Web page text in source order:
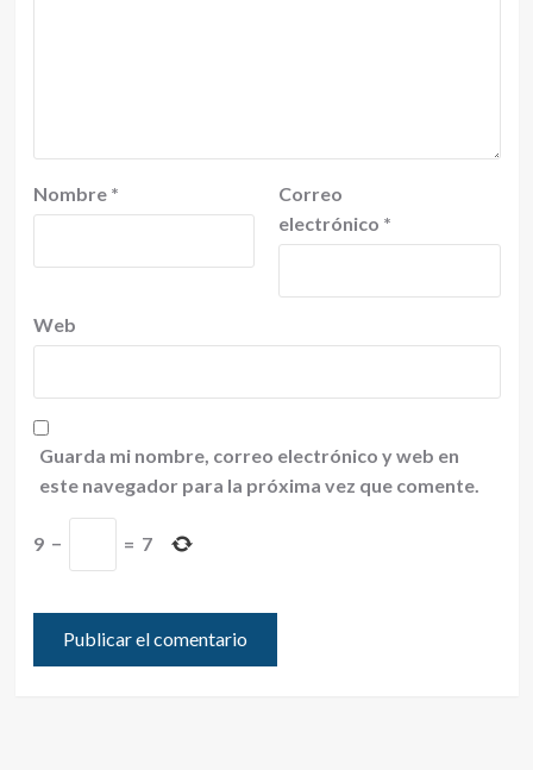
Nombre *
Correo
electrónico *
Web
Guarda mi nombre, correo electrónico y web en
este navegador para la próxima vez que comente.
9 − = 7